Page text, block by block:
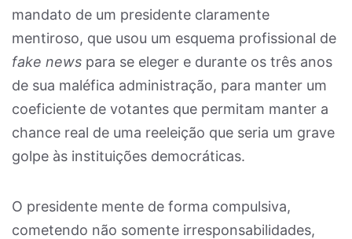
mandato de um presidente claramente
mentiroso, que usou um esquema profissional de
fake news para se eleger e durante os três anos
de sua maléfica administração, para manter um
coeficiente de votantes que permitam manter a
chance real de uma reeleição que seria um grave
golpe às instituições democráticas.
O presidente mente de forma compulsiva,
cometendo não somente irresponsabilidades,